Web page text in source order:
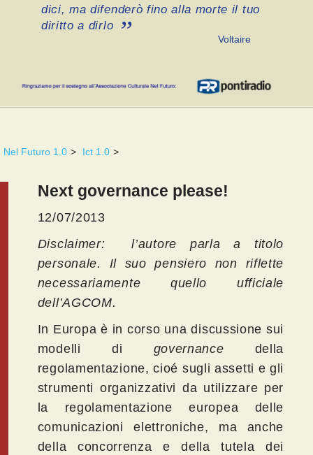
dici, ma difenderò fino alla morte il tuo
diritto a dirlo
Voltaire
Nel Futuro 1.0 > Ict 1.0 >
Next governance please!
12/07/2013
Disclaimer: l’autore parla a titolo
personale. Il suo pensiero non riflette
necessariamente quello ufficiale
dell’AGCOM.
In Europa è in corso una discussione sui
modelli di governance della
regolamentazione, cioé sugli assetti e gli
strumenti organizzativi da utilizzare per
la regolamentazione europea delle
comunicazioni elettroniche, ma anche
della concorrenza e della tutela dei